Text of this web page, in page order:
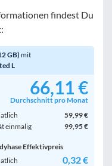
findest Du
GB) mit
L
66,11 €
Durchschnitt pro Monat
59,99 €
einmalig
99,95 €
Effektivpreis
0,32 €